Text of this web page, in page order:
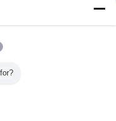
con cassone ribaltabile